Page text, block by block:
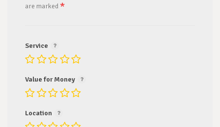
are marked *
Service
Value for Money
Location